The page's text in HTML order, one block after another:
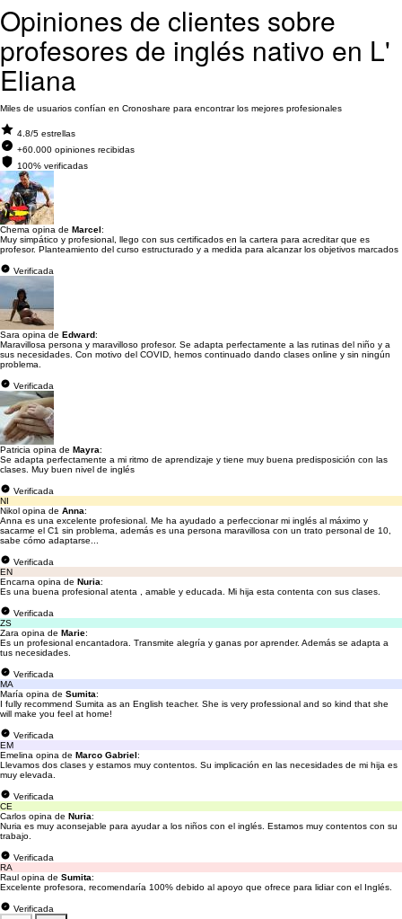
Opiniones de clientes sobre
profesores de inglés nativo en L'
Eliana
Miles de usuarios confían en Cronoshare para encontrar los mejores profesionales
4.8/5 estrellas
+60.000 opiniones recibidas
100% verificadas
Chema opina de Marcel:
Muy simpático y profesional, llego con sus certificados en la cartera para acreditar que es
profesor. Planteamiento del curso estructurado y a medida para alcanzar los objetivos marcados
Verificada
Sara opina de Edward:
Maravillosa persona y maravilloso profesor. Se adapta perfectamente a las rutinas del niño y a
sus necesidades. Con motivo del COVID, hemos continuado dando clases online y sin ningún
problema.
Verificada
Patricia opina de Mayra:
Se adapta perfectamente a mi ritmo de aprendizaje y tiene muy buena predisposición con las
clases. Muy buen nivel de inglés
Verificada
NI
Nikol opina de Anna:
Anna es una excelente profesional. Me ha ayudado a perfeccionar mi inglés al máximo y
sacarme el C1 sin problema, además es una persona maravillosa con un trato personal de 10,
sabe cómo adaptarse...
Verificada
EN
Encarna opina de Nuria:
Es una buena profesional atenta , amable y educada. Mi hija esta contenta con sus clases.
Verificada
ZS
Zara opina de Marie:
Es un profesional encantadora. Transmite alegría y ganas por aprender. Además se adapta a
tus necesidades.
Verificada
MA
María opina de Sumita:
I fully recommend Sumita as an English teacher. She is very professional and so kind that she
will make you feel at home!
Verificada
EM
Emelina opina de Marco Gabriel:
Llevamos dos clases y estamos muy contentos. Su implicación en las necesidades de mi hija es
muy elevada.
Verificada
CE
Carlos opina de Nuria:
Nuria es muy aconsejable para ayudar a los niños con el inglés. Estamos muy contentos con su
trabajo.
Verificada
RA
Raul opina de Sumita:
Excelente profesora, recomendaría 100% debido al apoyo que ofrece para lidiar con el Inglés.
Verificada